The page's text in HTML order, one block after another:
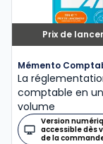
Prix de
Mémento
La
comptable en
volume
Version
accessible dès
de la